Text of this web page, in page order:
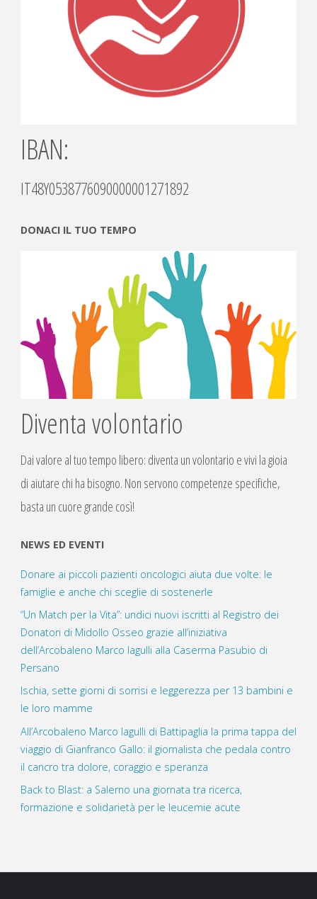
IBAN:
IT48Y0538776090000001271892
DONACI IL TUO TEMPO
Diventa volontario
Dai valore al tuo tempo libero: diventa un volontario e vivi la gioia
di aiutare chi ha bisogno. Non servono competenze specifiche,
basta un cuore grande così!
NEWS ED EVENTI
Donare ai piccoli pazienti oncologici aiuta due volte: le
famiglie e anche chi sceglie di sostenerle
“Un Match per la Vita”: undici nuovi iscritti al Registro dei
Donatori di Midollo Osseo grazie all’iniziativa
dell’Arcobaleno Marco Iagulli alla Caserma Pasubio di
Persano
Ischia, sette giorni di sorrisi e leggerezza per 13 bambini e
le loro mamme
All’Arcobaleno Marco Iagulli di Battipaglia la prima tappa del
viaggio di Gianfranco Gallo: il giornalista che pedala contro
il cancro tra dolore, coraggio e speranza
Back to Blast: a Salerno una giornata tra ricerca,
formazione e solidarietà per le leucemie acute